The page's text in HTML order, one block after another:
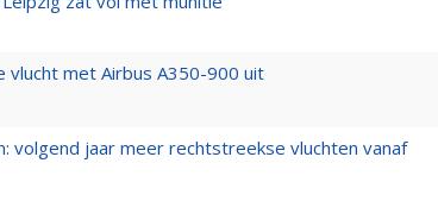
met Airbus A350-900 uit
volgend jaar meer rechtstreekse vluchten vanaf